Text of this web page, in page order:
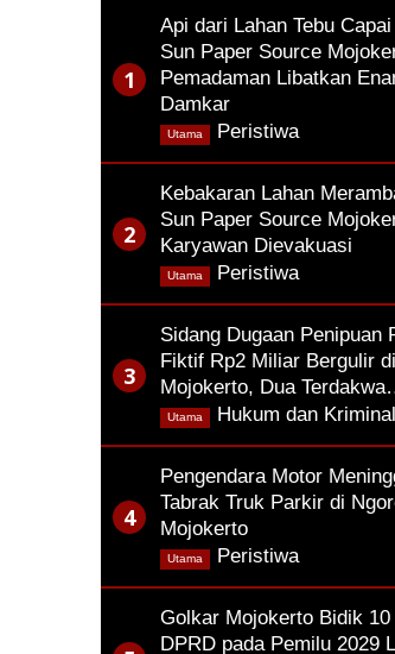
Api dari Lahan Tebu
Sun Paper Source
Pemadaman Libatkan
Damkar
Peristiwa,
Utama
Kebakaran Lahan
Sun Paper Source
Karyawan Dievakuasi
Peristiwa,
Utama
Sidang Dugaan Penipuan
Fiktif Rp2 Miliar Bergulir
Mojokerto, Dua
Hukum dan Kriminal
Utama
Pengendara Motor
Tabrak Truk Parkir di
Mojokerto
Peristiwa,
Utama
Golkar Mojokerto Bidik 10
DPRD pada Pemilu 2029